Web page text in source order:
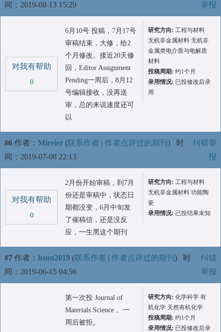
间：2019-08-13 15:29
举报
对我有帮助
0
6月10号 投稿，7月17号
审稿结束，大修，给2
个月修改。接近20天修
回，Editor Assignment
Pending一周后，8月12
号编辑接收，没再送
审，总的来说速度还可
以
研究方向: 工程与材料
无机非金属材料 无机非
金属类电介质与电解质
材料
投稿周期: 约1个月
录用情况: 已投修改后录
用
#6 作者： Mireier (联系作者 | 作者点评过的期刊 ) 时
间：2019-07-08 22:13
纠错举
报
对我有帮助
0
2月份开始审稿，到7月
份还是审稿中，状态日
期都没变，6月中旬发
了催稿信，还是没反
应，一生黑这个期刊
研究方向: 工程与材料
无机非金属材料 功能陶
瓷
录用情况: 已投结果未知
#7 作者： bsun2019 (联系作者 | 作者点评过的期刊 ) 时
间：2019-06-15 04:56
纠错
举报
第一次投 Journal of
Materials Science， 一
周后被拒。
研究方向: 化学科学 有
机化学 天然有机化学
投稿周期: 约1个月
录用情况: 已投修改后录